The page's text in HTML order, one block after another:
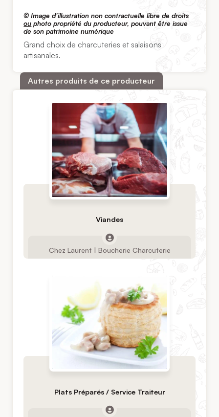
© Image d’illustration non contractuelle libre de droits
ou photo propriété du producteur, pouvant être issue
de son patrimoine numérique
Grand choix de charcuteries et salaisons
artisanales.
Autres produits de ce producteur
Viandes
Chez Laurent | Boucherie Charcuterie
Plats Préparés / Service Traiteur